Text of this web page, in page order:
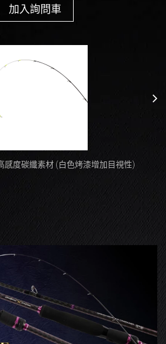
加入詢問車
感度碳纖素材 (白色烤漆增加目視性)
系列導環